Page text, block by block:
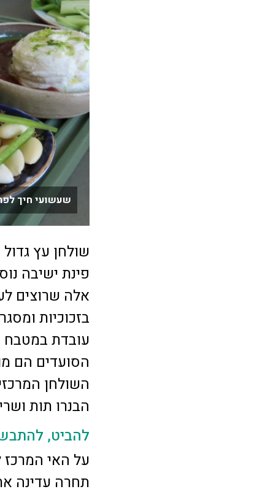
שעשועי חיך
פינת ישיבה
אלה שרוצים
בזכוכיות
עובדת במטבח
הסועדים הם
השולחן
הבנרו תות
להביט,
על האי המרכז
תחרה עדינה